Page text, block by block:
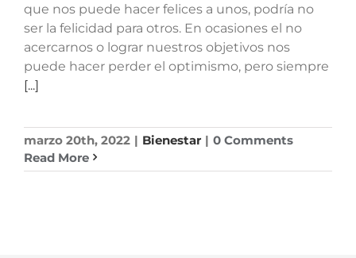
que nos puede hacer felices a unos, podría no
ser la felicidad para otros. En ocasiones el no
acercarnos o lograr nuestros objetivos nos
puede hacer perder el optimismo, pero siempre
[...]
marzo 20th, 2022 | Bienestar | 0 Comments
Read More